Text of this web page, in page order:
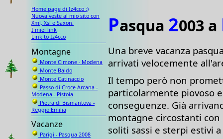
Home page di Iz4cco :)
Nuova veste al mio sito con
Xml, Xsl e Saxon.
I miei link
Link to Iz4cco
Montagne
Monte Cimone - Modena
Monte Baldo
Monte Catinaccio
Passo di Croce Arcana -
Modena - Pistoia
Pietra di Bismantova -
Reggio Emilia
Vacanze
Parigi - Pasqua 2008
Pasqua 2003 a
Una breve vacanza
arrivati velocemente
Il tempo però non
particolarmente piovoso
conseguenze. Già
montagne circostanti
soliti sassi e sterpi estivi